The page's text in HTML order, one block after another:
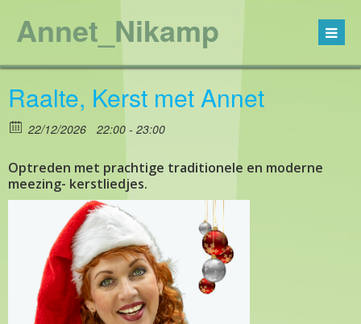
Annet_Nikamp
Raalte, Kerst met Annet
22/12/2026 22:00 - 23:00
Optreden met prachtige traditionele en moderne
meezing- kerstliedjes.